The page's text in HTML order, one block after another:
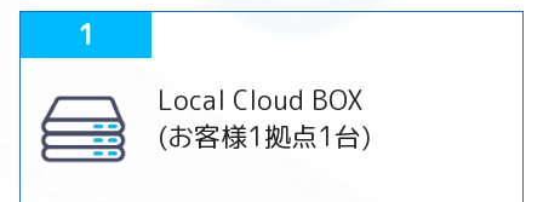
1
Local Cloud BOX
(お客様1拠点1台)